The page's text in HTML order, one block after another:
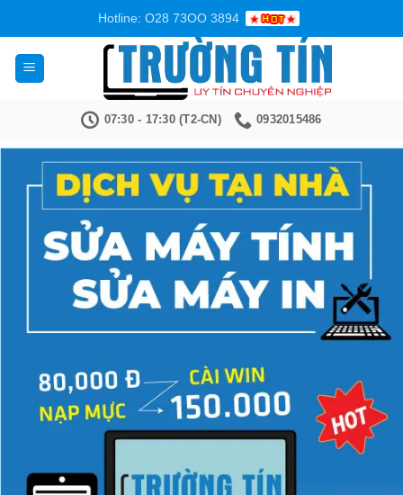
nội
dung
Hotline: O28 73OO 3894
07:30 - 17:30 (T2-CN) 0932015486